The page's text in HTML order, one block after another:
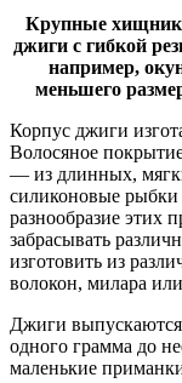
Крупные
джиги с гибкой
например,
меньшего
Корпус джиги
Волосяное
— из длинных,
силиконовые
разнообразие этих
забрасывать
изготовить из
волокон, милара
Джиги выпускаются
одного грамма до
маленькие